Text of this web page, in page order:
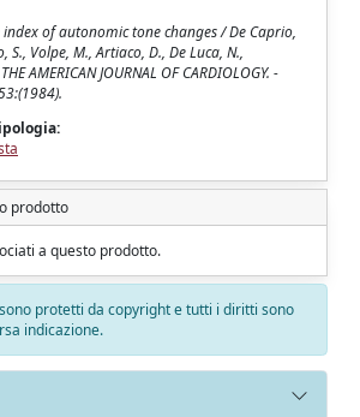
of autonomic tone changes / De Caprio,
S., Volpe, M., Artiaco, D., De Luca, N.,
AMERICAN JOURNAL OF CARDIOLOGY. -
prodotto
a questo prodotto.
protetti da copyright e tutti i diritti sono
indicazione.